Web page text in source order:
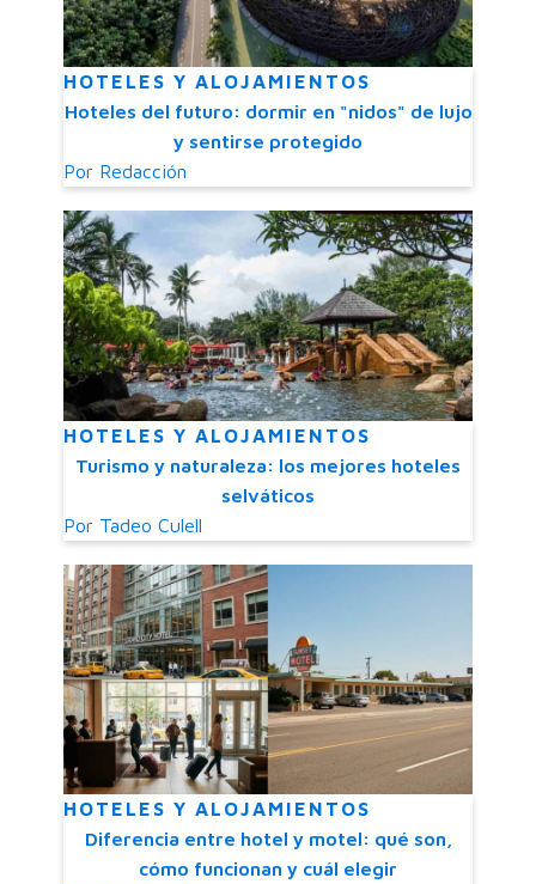
HOTELES Y ALOJAMIENTOS
Hoteles del futuro: dormir en "nidos" de lujo
y sentirse protegido
Por Redacción
HOTELES Y ALOJAMIENTOS
Turismo y naturaleza: los mejores hoteles
selváticos
Por Tadeo Culell
HOTELES Y ALOJAMIENTOS
Diferencia entre hotel y motel: qué son,
cómo funcionan y cuál elegir